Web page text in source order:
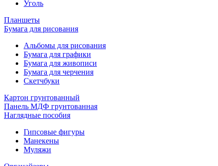
Уголь
Планшеты
Бумага для рисования
Альбомы для рисования
Бумага для графики
Бумага для живописи
Бумага для черчения
Скетчбуки
Картон грунтованный
Панель МДФ грунтованная
Наглядные пособия
Гипсовые фигуры
Манекены
Муляжи